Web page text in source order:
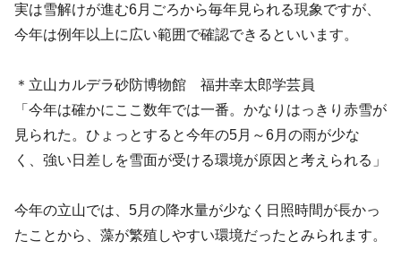
実は雪解けが進む6月ごろから毎年見られる現象ですが、
今年は例年以上に広い範囲で確認できるといいます。
＊立山カルデラ砂防博物館 福井幸太郎学芸員
「今年は確かにここ数年では一番。かなりはっきり赤雪が
見られた。ひょっとすると今年の5月～6月の雨が少な
く、強い日差しを雪面が受ける環境が原因と考えられる」
今年の立山では、5月の降水量が少なく日照時間が長かっ
たことから、藻が繁殖しやすい環境だったとみられます。